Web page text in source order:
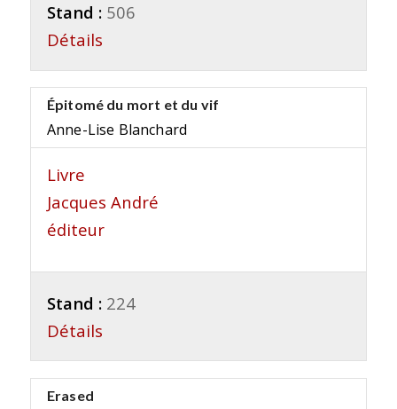
Stand : 506
Détails
Épitomé du mort et du vif
Anne-Lise Blanchard
Livre
Jacques André
éditeur
Stand : 224
Détails
Erased